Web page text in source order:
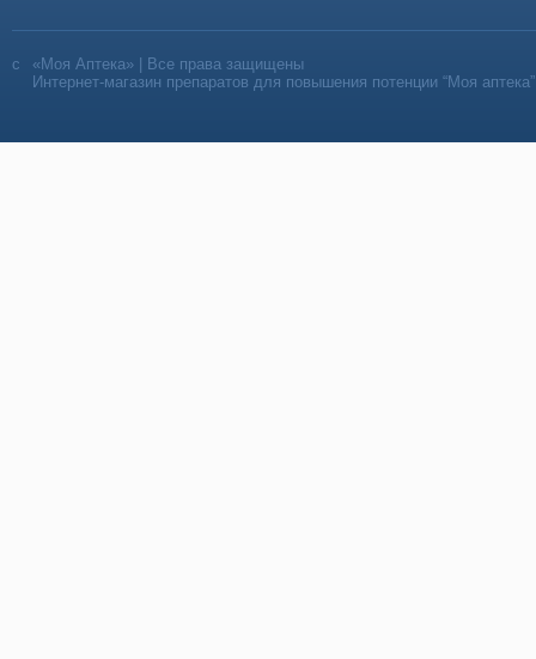
«Моя Аптека» | Все права защищены
Интернет-магазин препаратов для повышения потенции “Моя